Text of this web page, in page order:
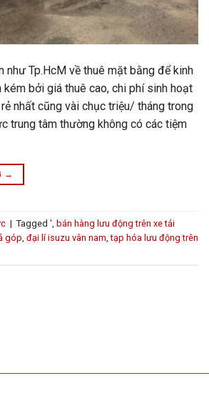
như Tp.HcM về thuê mặt bằng để kinh
kém bởi giá thuê cao, chi phí sinh hoạt
nhất cũng vài chục triệu/ tháng trong
trung tâm thường không có các tiệm
→
| Tagged ' bán hàng lưu động trên xe tải
góp đại lí isuzu vân nam ,tạp hóa lưu động trên